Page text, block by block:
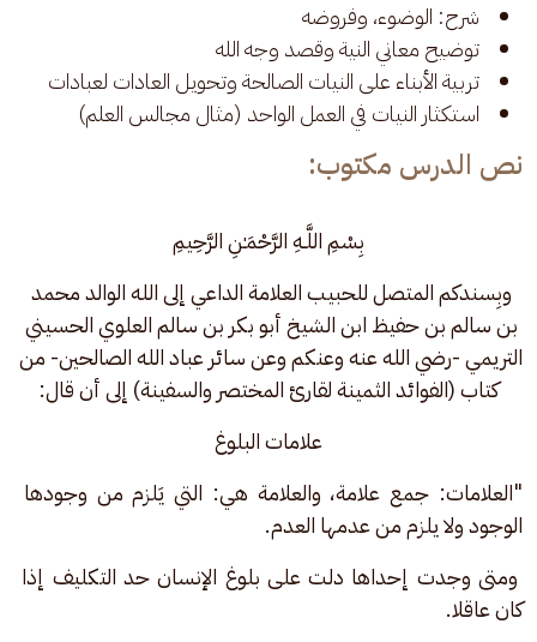
شرح: الوضوء، وفروضه
توضيح معاني النية وقصد وجه الله
تربية الأبناء على النيات الصالحة وتحويل العادات لعبادات
استكثار النيات في العمل الواحد (مثال مجالس العلم)
نص الدرس مكتوب:
بِسْمِ اللَّـهِ الرَّحْمَـٰنِ الرَّحِيمِ
وبِسندكم المتصل للحبيب العلامة الداعي إلى الله الوالد محمد
بن سالم بن حفيظ ابن الشيخ أبو بكر بن سالم العلوي الحسيني
التريمي -رضي الله عنه وعنكم وعن سائر عباد الله الصالحين- من
كتاب (الفوائد الثمينة لقارئ المختصر والسفينة) إلى أن قال:
علامات البلوغ
"العلامات: جمع علامة، والعلامة هي: التي يَلزم من وجودها
الوجود ولا يلزم من عدمها العدم.
ومتى وجدت إحداها دلت على بلوغ الإنسان حد التكليف إذا
كان عاقلا.